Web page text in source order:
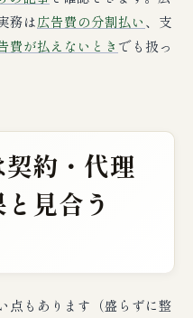
務は広告費の分割払い、支
費が払えないとき でも扱っ
約・代理
見合う
点もあります（盛らずに整